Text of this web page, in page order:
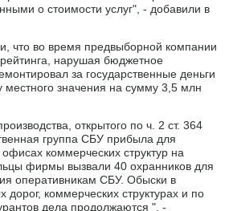
о стоимости услуг", - добавили в
что во время предвыборной компании
нарушая бюджетное
за государственные деньги
местного значения на сумму 3,5 млн
открытого по ч. 2 ст. 364
группа СБУ прибыла для
коммерческих структур на
фирмы вызвали 40 охранников для
оперативникам СБУ. Обыски в
коммерческих структурах и по
дела продолжаются ", -